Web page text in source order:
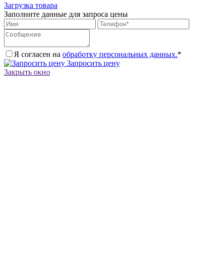
Загрузка товара
Заполните данные для запроса цены
Я согласен на обработку персональных данных.*
Запросить цену
Закрыть окно